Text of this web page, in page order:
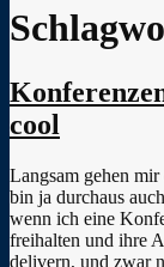
cool
Langsam gehen
bin ja durchaus
wenn ich eine
freihalten und ihre
delivern, und zwar